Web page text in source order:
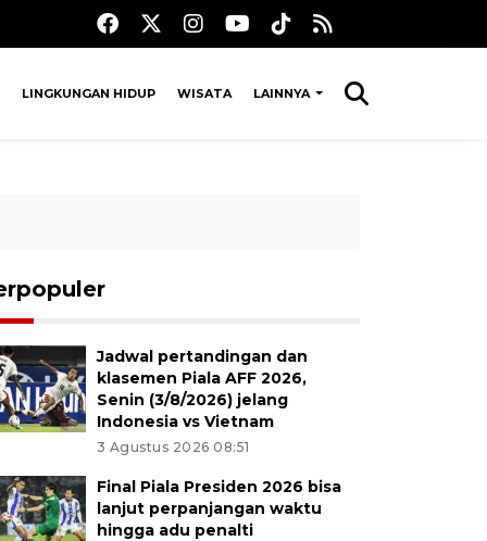
LINGKUNGAN HIDUP WISATA LAINNYA
Jadwal pertandingan dan
klasemen Piala AFF 2026,
Senin (3/8/2026) jelang
Indonesia vs Vietnam
3 Agustus 2026 08:51
Final Piala Presiden 2026 bisa
lanjut perpanjangan waktu
hingga adu penalti